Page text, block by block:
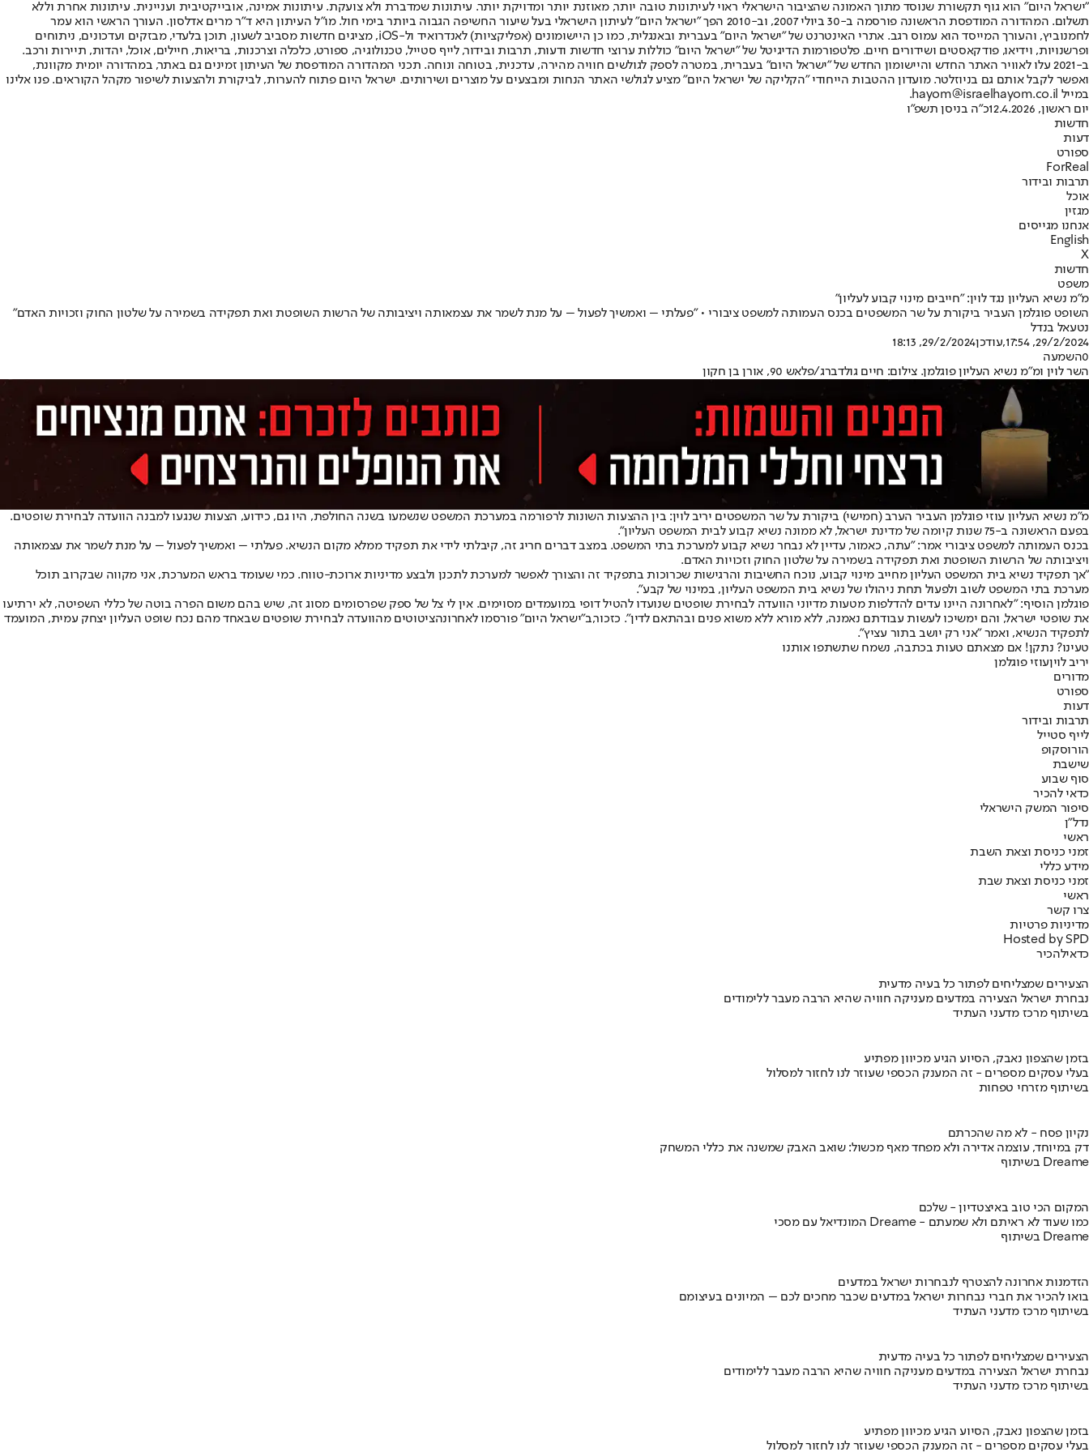
"ישראל היום" הוא גוף תקשורת שנוסד מתוך האמונה שהציבור הישראלי ראוי לעיתונות טובה יותר, מאוזנת יותר ומדויקת יותר. עיתונות שמדברת ולא צועקת. עיתונות אמינה, אובייקטיבית ועניינית. עיתונות אחרת וללא
תשלום. המהדורה המודפסת הראשונה פורסמה ב-30 ביולי 2007, וב-2010 הפך "ישראל היום" לעיתון הישראלי בעל שיעור החשיפה הגבוה ביותר בימי חול. מו"ל העיתון היא ד"ר מרים אדלסון. העורך הראשי הוא עמר
לחמנוביץ, והעורך המייסד הוא עמוס רגב. אתרי האינטרנט של "ישראל היום" בעברית ובאנגלית, כמו כן היישומונים (אפליקציות) לאנדרואיד ול-iOS, מציגים חדשות מסביב לשעון, תוכן בלעדי, מבזקים ועדכונים, ניתוחים
ופרשנויות, וידיאו, פודקאסטים ושידורים חיים. פלטפורמות הדיגיטל של "ישראל היום" כוללות ערוצי חדשות ודעות, תרבות ובידור, לייף סטייל, טכנולוגיה, ספורט, כלכלה וצרכנות, בריאות, חיילים, אוכל, יהדות, תיירות ורכב.
ב-2021 עלו לאוויר האתר החדש והיישומון החדש של "ישראל היום" בעברית, במטרה לספק לגולשים חוויה מהירה, עדכנית, בטוחה ונוחה. תכני המהדורה המודפסת של העיתון זמינים גם באתר, במהדורה יומית מקוונת,
ואפשר לקבל אותם גם בניוזלטר. מועדון ההטבות הייחודי "הקליקה של ישראל היום" מציע לגולשי האתר הנחות ומבצעים על מוצרים ושירותים. ישראל היום פתוח להערות, לביקורת ולהצעות לשיפור מקהל הקוראים. פנו אלינו
במייל hayom@israelhayom.co.il.
יום ראשון, 12.4.2026
כ"ה בניסן תשפ"ו
חדשות
דעות
ספורט
ForReal
תרבות ובידור
אוכל
מגזין
אנחנו מגייסים
English
X
חדשות
משפט
מ"מ נשיא העליון נגד לוין: "חייבים מינוי קבוע לעליון"
השופט פוגלמן העביר ביקורת על שר המשפטים בכנס העמותה למשפט ציבורי • "פעלתי – ואמשיך לפעול – על מנת לשמר את עצמאותה ויציבותה של הרשות השופטת ואת תפקידה בשמירה על שלטון החוק וזכויות האדם"
נטעאל בנדל
29/2/2024, 17:54
,עודכן29/2/2024, 18:13
0השמעה
השר לוין ומ"מ נשיא העליון פוגלמן. צילום: חיים גולדברג/פלאש 90, אורן בן חקון
מ"מ נשיא העליון עוזי פוגלמן העביר הערב (חמישי) ביקורת על שר המשפטים יריב לוין: בין ההצעות השונות לרפורמה במערכת המשפט שנשמעו בשנה החולפת, היו גם, כידוע, הצעות שנגעו למבנה הוועדה לבחירת שופטים.
בפעם הראשונה ב-75 שנות קיומה של מדינת ישראל, לא ממונה נשיא קבוע לבית המשפט העליון".
בכנס העמותה למשפט ציבורי אמר: "עתה, כאמור, עדיין לא נבחר נשיא קבוע למערכת בתי המשפט. במצב דברים חריג זה, קיבלתי לידי את תפקיד ממלא מקום הנשיא. פעלתי – ואמשיך לפעול – על מנת לשמר את עצמאותה
ויציבותה של הרשות השופטת ואת תפקידה בשמירה על שלטון החוק וזכויות האדם.
"אך תפקיד נשיא בית המשפט העליון מחייב מינוי קבוע, נוכח החשיבות והרגישות שכרוכות בתפקיד זה והצורך לאפשר למערכת לתכנן ולבצע מדיניות ארוכת-טווח. כמי שעומד בראש המערכת, אני מקווה שבקרוב תוכל
מערכת בתי המשפט לשוב ולפעול תחת ניהולו של נשיא בית המשפט העליון, במינוי של קבע".
פוגלמן הוסיף: "לאחרונה היינו עדים להדלפות מטעות מדיוני הוועדה לבחירת שופטים שנועדו להטיל דופי במועמדים מסוימים. אין לי צל של ספק שפרסומים מסוג זה, שיש בהם משום הפרה בוטה של כללי השפיטה, לא ירתיעו
את שופטי ישראל, והם ימשיכו לעשות עבודתם נאמנה, ללא מורא ללא משוא פנים ובהתאם לדין". כזכור,ב"ישראל היום" פורסמו לאחרונהציטוטים מהוועדה לבחירת שופטים שבאחד מהם נכח שופט העליון יצחק עמית, המועמד
לתפקיד הנשיא, ואמר "אני רק יושב בתור עציץ".
טעינו? נתקן! אם מצאתם טעות בכתבה, נשמח שתשתפו אותנו
יריב לויןעוזי פוגלמן
מדורים
ספורט
דעות
תרבות ובידור
לייף סטייל
הורוסקופ
שישבת
סוף שבוע
כדאי להכיר
סיפור המשק הישראלי
נדל"ן
ראשי
זמני כניסת וצאת השבת
מידע כללי
זמני כניסת וצאת שבת
ראשי
צרו קשר
מדיניות פרטיות
Hosted by SPD
כדאילהכיר
הצעירים שמצליחים לפתור כל בעיה מדעית
נבחרת ישראל הצעירה במדעים מעניקה חוויה שהיא הרבה מעבר ללימודים
בשיתוף מרכז מדעני העתיד
בזמן שהצפון נאבק, הסיוע הגיע מכיוון מפתיע
בעלי עסקים מספרים - זה המענק הכספי שעוזר לנו לחזור למסלול
בשיתוף מזרחי טפחות
נקיון פסח - לא מה שהכרתם
דק במיוחד, עוצמה אדירה ולא מפחד מאף מכשול: שואב האבק שמשנה את כללי המשחק
בשיתוף Dreame
המקום הכי טוב באיצטדיון - שלכם
המונדיאל עם מסכי Dreame - כמו שעוד לא ראיתם ולא שמעתם
בשיתוף Dreame
הזדמנות אחרונה להצטרף לנבחרות ישראל במדעים
בואו להכיר את חברי נבחרות ישראל במדעים שכבר מחכים לכם – המיונים בעיצומם
בשיתוף מרכז מדעני העתיד
הצעירים שמצליחים לפתור כל בעיה מדעית
נבחרת ישראל הצעירה במדעים מעניקה חוויה שהיא הרבה מעבר ללימודים
בשיתוף מרכז מדעני העתיד
בזמן שהצפון נאבק, הסיוע הגיע מכיוון מפתיע
בעלי עסקים מספרים - זה המענק הכספי שעוזר לנו לחזור למסלול